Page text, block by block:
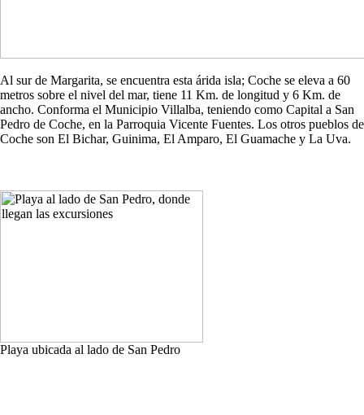
Al sur de Margarita, se encuentra esta árida isla; Coche se eleva a 60
metros sobre el nivel del mar, tiene 11 Km. de longitud y 6 Km. de
ancho. Conforma el Municipio Villalba, teniendo como Capital a San
Pedro de Coche, en la Parroquia Vicente Fuentes. Los otros pueblos de
Coche son El Bichar, Guinima, El Amparo, El Guamache y La Uva.
Playa ubicada al lado de San Pedro